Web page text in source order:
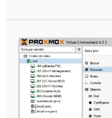
Configurar
Firewall